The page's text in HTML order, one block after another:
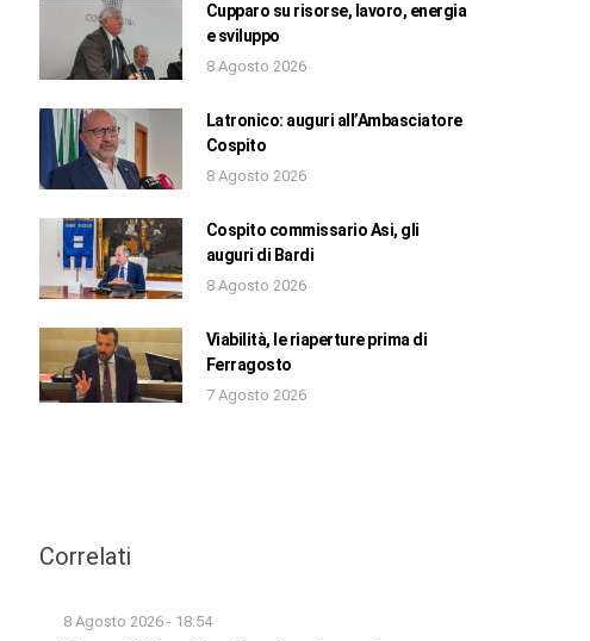
Cupparo su risorse, lavoro, energia
e sviluppo
8 Agosto 2026
Latronico: auguri all’Ambasciatore
Cospito
8 Agosto 2026
Cospito commissario Asi, gli
auguri di Bardi
8 Agosto 2026
Viabilità, le riaperture prima di
Ferragosto
7 Agosto 2026
Correlati
8 Agosto 2026 - 18:54